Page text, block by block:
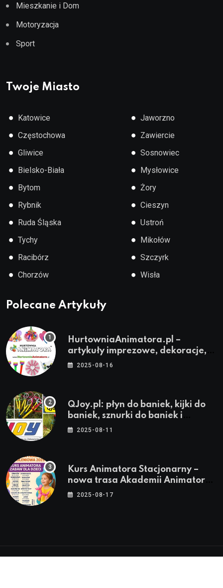
Mieszkanie i Dom
Motoryzacja
Sport
Twoje Miasto
● Katowice
● Częstochowa
● Gliwice
● Bielsko-Biała
● Bytom
● Rybnik
● Ruda Śląska
● Tychy
● Racibórz
● Chorzów
● Jaworzno
● Zawiercie
● Sosnowiec
● Mysłowice
● Żory
● Cieszyn
● Ustroń
● Mikołów
● Szczyrk
● Wisła
Polecane Artykuły
HurtowniaAnimatora.pl –
artykuły imprezowe, dekoracje,
stroje i akcesoria dla animatorów
2025-08-16
QJoy.pl: płyn do baniek, kijki do
baniek, sznurki do baniek i
zestawy do baniek
2025-08-11
Kurs Animatora Stacjonarny –
nowa trasa Akademii Animatora
– jesień 2025
2025-08-17